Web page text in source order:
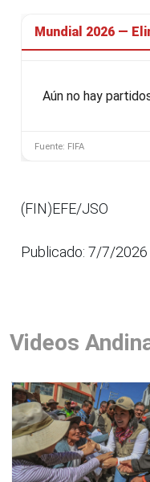
(FIN)EFE/JSO
Publicado: 7/7/2026
Videos